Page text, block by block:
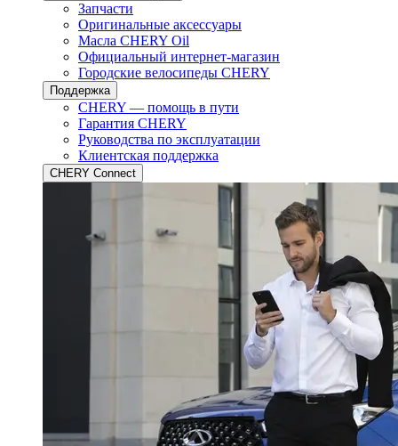
Запчасти
Оригинальные аксессуары
Масла CHERY Oil
Официальный интернет-магазин
Городские велосипеды CHERY
Поддержка
CHERY — помощь в пути
Гарантия CHERY
Руководства по эксплуатации
Клиентская поддержка
CHERY Connect